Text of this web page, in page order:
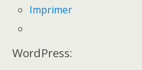
Imprimer
WordPress: